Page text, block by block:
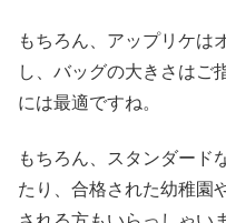
もちろん、アップリケは
し、バッグの大きさはご
には最適ですね。
もちろん、スタンダード
たり、合格された幼稚園